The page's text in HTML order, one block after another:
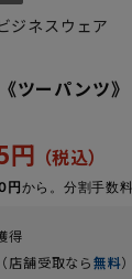
ジネスウェア
ツーパンツ
円
円から。分割手数
得
店舗受取なら無料）